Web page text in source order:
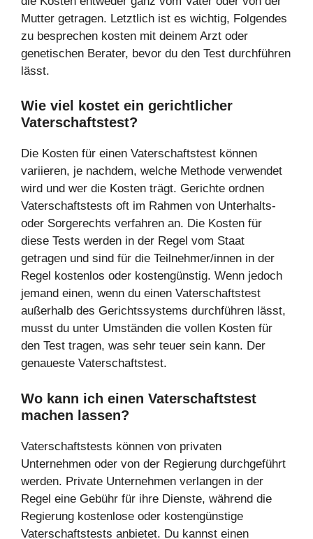
Mutter getragen. Letztlich ist es wichtig, Folgendes
zu besprechen kosten mit deinem Arzt oder
genetischen Berater, bevor du den Test durchführen
lässt.
Wie viel kostet ein gerichtlicher
Vaterschaftstest?
Die Kosten für einen Vaterschaftstest können
variieren, je nachdem, welche Methode verwendet
wird und wer die Kosten trägt. Gerichte ordnen
Vaterschaftstests oft im Rahmen von Unterhalts-
oder Sorgerechts verfahren an. Die Kosten für
diese Tests werden in der Regel vom Staat
getragen und sind für die Teilnehmer/innen in der
Regel kostenlos oder kostengünstig. Wenn jedoch
jemand einen, wenn du einen Vaterschaftstest
außerhalb des Gerichtssystems durchführen lässt,
musst du unter Umständen die vollen Kosten für
den Test tragen, was sehr teuer sein kann. Der
genaueste Vaterschaftstest.
Wo kann ich einen Vaterschaftstest
machen lassen?
Vaterschaftstests können von privaten
Unternehmen oder von der Regierung durchgeführt
werden. Private Unternehmen verlangen in der
Regel eine Gebühr für ihre Dienste, während die
Regierung kostenlose oder kostengünstige
Vaterschaftstests anbietet. Du kannst einen